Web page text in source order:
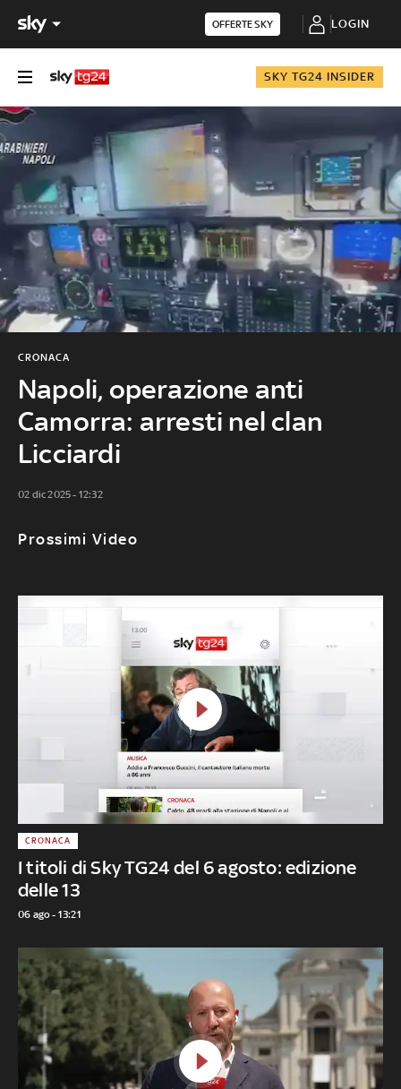
OFFERTE SKY LOGIN
SKY TG24 INSIDER
Napoli, operazione anti
Camorra: arresti nel clan
Licciardi
CRONACA
02 dic 2025 - 12:32
Prossimi Video
I titoli di Sky TG24 del 6 agosto: edizione
delle 13
CRONACA
06 ago - 13:21